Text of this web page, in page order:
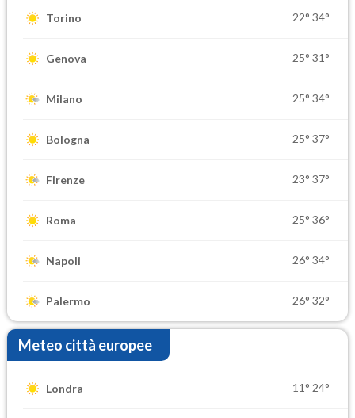
Torino 22° 34°
Genova 25° 31°
Milano 25° 34°
Bologna 25° 37°
Firenze 23° 37°
Roma 25° 36°
Napoli 26° 34°
Palermo 26° 32°
Meteo città europee
Londra 11° 24°